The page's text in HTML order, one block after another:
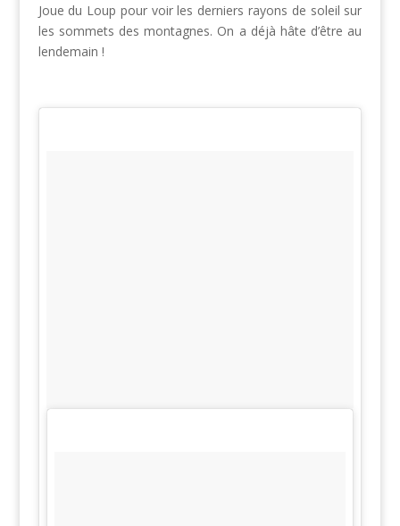
Joue du Loup pour voir les derniers rayons de soleil sur
les sommets des montagnes. On a déjà hâte d’être au
lendemain !